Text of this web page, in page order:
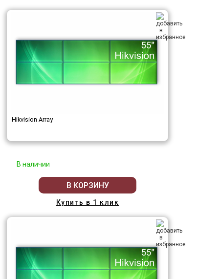
Hikvision Array
В наличии
В КОРЗИНУ
Купить в 1 клик